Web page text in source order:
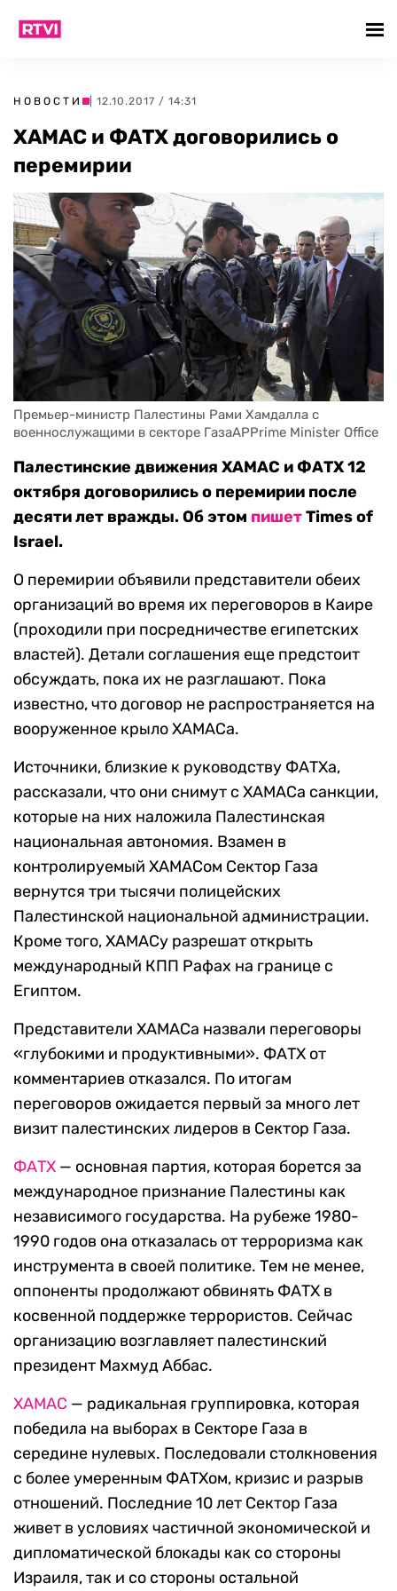
НОВОСТИ | 12.10.2017 / 14:31
ХАМАС и ФАТХ договорились о
перемирии
Премьер-министр Палестины Рами Хамдалла с
военнослужащими в секторе ГазаAPPrime Minister Office
Палестинские движения ХАМАС и ФАТХ 12
октября договорились о перемирии после
десяти лет вражды. Об этом пишетTimes of
Israel.
О перемирии объявили представители обеих
организаций во время их переговоров в Каире
(проходили при посредничестве египетских
властей). Детали соглашения еще предстоит
обсуждать, пока их не разглашают. Пока
известно, что договор не распространяется на
вооруженное крыло ХАМАСа.
Источники, близкие к руководству ФАТХа,
рассказали, что они снимут с ХАМАСа санкции,
которые на них наложила Палестинская
национальная автономия. Взамен в
контролируемый ХАМАСом Сектор Газа
вернутся три тысячи полицейских
Палестинской национальной администрации.
Кроме того, ХАМАСу разрешат открыть
международный КПП Рафах на границе с
Египтом.
Представители ХАМАСа назвали переговоры
«глубокими и продуктивными». ФАТХ от
комментариев отказался. По итогам
переговоров ожидается первый за много лет
визит палестинских лидеров в Сектор Газа.
ФАТХ — основная партия, которая борется за
международное признание Палестины как
независимого государства. На рубеже 1980-
1990 годов она отказалась от терроризма как
инструмента в своей политике. Тем не менее,
оппоненты продолжают обвинять ФАТХ в
косвенной поддержке террористов. Сейчас
организацию возглавляет палестинский
президент Махмуд Аббас.
ХАМАС — радикальная группировка, которая
победила на выборах в Секторе Газа в
середине нулевых. Последовали столкновения
с более умеренным ФАТХом, кризис и разрыв
отношений. Последние 10 лет Сектор Газа
живет в условиях частичной экономической и
дипломатической блокады как со стороны
Израиля, так и со стороны остальной